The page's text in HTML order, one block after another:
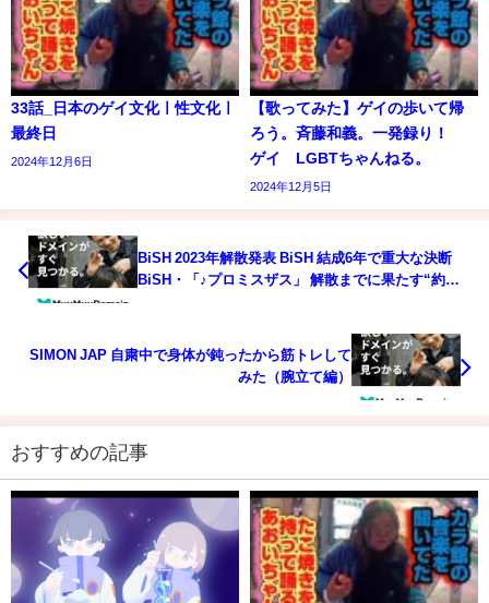
33話_日本のゲイ文化ㅣ性文化ㅣ
最終日
2024年12月6日
【歌ってみた】ゲイの歩いて帰
ろう。斉藤和義。一発録り！
ゲイ LGBTちゃんねる。
2024年12月5日
BiSH 2023年解散発表 BiSH 結成6年で重大な決断
BiSH・「♪プロミスザス」 解散までに果たす“約
SIMON JAP 自粛中で身体が鈍ったから筋トレして
みた（腕立て編）
おすすめの記事